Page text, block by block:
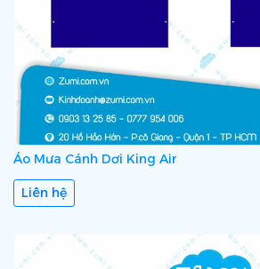
Áo Mưa Cánh Dơi King Air
Liên hệ